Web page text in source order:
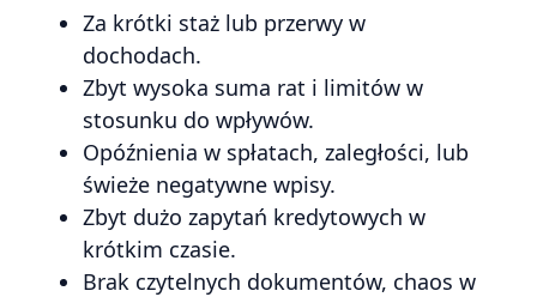
Za krótki staż lub przerwy w
dochodach.
Zbyt wysoka suma rat i limitów w
stosunku do wpływów.
Opóźnienia w spłatach, zaległości, lub
świeże negatywne wpisy.
Zbyt dużo zapytań kredytowych w
krótkim czasie.
Brak czytelnych dokumentów, chaos w